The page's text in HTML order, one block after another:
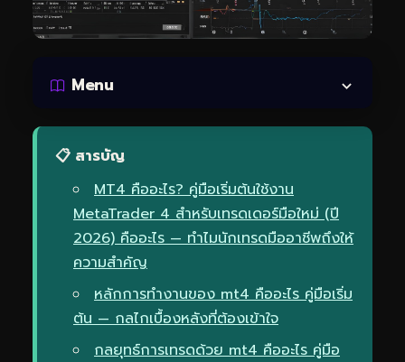
Menu
📋 สารบัญ
MT4 คืออะไร? คู่มือเริ่มต้นใช้งาน
MetaTrader 4 สำหรับเทรดเดอร์มือใหม่ (ปี
2026) คืออะไร — ทำไมนักเทรดมืออาชีพถึงให้
ความสำคัญ
หลักการทำงานของ mt4 คืออะไร คู่มือเริ่ม
ต้น — กลไกเบื้องหลังที่ต้องเข้าใจ
กลยุทธ์การเทรดด้วย mt4 คืออะไร คู่มือ